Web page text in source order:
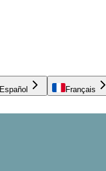
Español Français